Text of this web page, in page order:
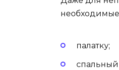
палатку;